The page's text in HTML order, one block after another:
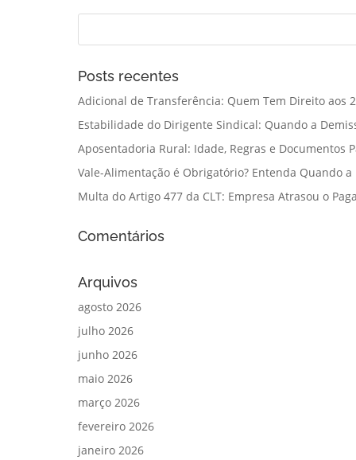
Posts recentes
Adicional de Transferência: Quem Tem Direito aos
Estabilidade do Dirigente Sindical: Quando a
Aposentadoria Rural: Idade, Regras e Documentos
Vale-Alimentação é Obrigatório? Entenda Quando
Multa do Artigo 477 da CLT: Empresa Atrasou o
Comentários
Arquivos
agosto 2026
julho 2026
junho 2026
maio 2026
março 2026
fevereiro 2026
janeiro 2026